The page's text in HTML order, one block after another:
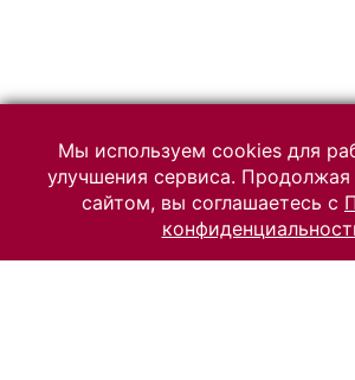
Мы используем cookies для
улучшения сервиса. Продолжая
сайтом, вы соглашаетесь с